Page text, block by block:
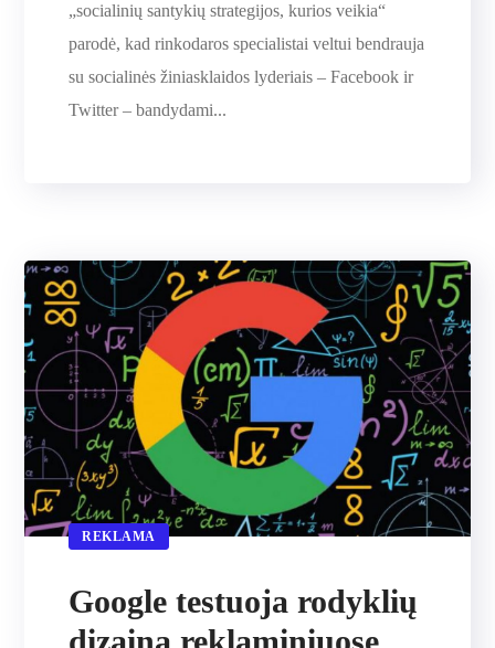
„socialinių santykių strategijos, kurios veikia“
parodė, kad rinkodaros specialistai veltui bendrauja
su socialinės žiniasklaidos lyderiais – Facebook ir
Twitter – bandydami...
REKLAMA
Google testuoja rodyklių